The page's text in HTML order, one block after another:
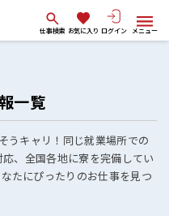
仕事検索 お気に入り ログイン メニュー
一覧
うキャリ！同じ就業場所での
、全国各地に寮を完備してい
たにぴったりのお仕事を見つ